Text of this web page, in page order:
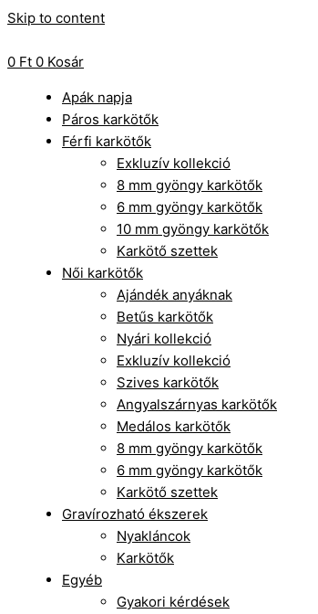
Skip to content
0 Ft 0 Kosár
Apák napja
Páros karkötők
Férfi karkötők
Exkluzív kollekció
8 mm gyöngy karkötők
6 mm gyöngy karkötők
10 mm gyöngy karkötők
Karkötő szettek
Női karkötők
Ajándék anyáknak
Betűs karkötők
Nyári kollekció
Exkluzív kollekció
Szives karkötők
Angyalszárnyas karkötők
Medálos karkötők
8 mm gyöngy karkötők
6 mm gyöngy karkötők
Karkötő szettek
Gravírozható ékszerek
Nyakláncok
Karkötők
Egyéb
Gyakori kérdések